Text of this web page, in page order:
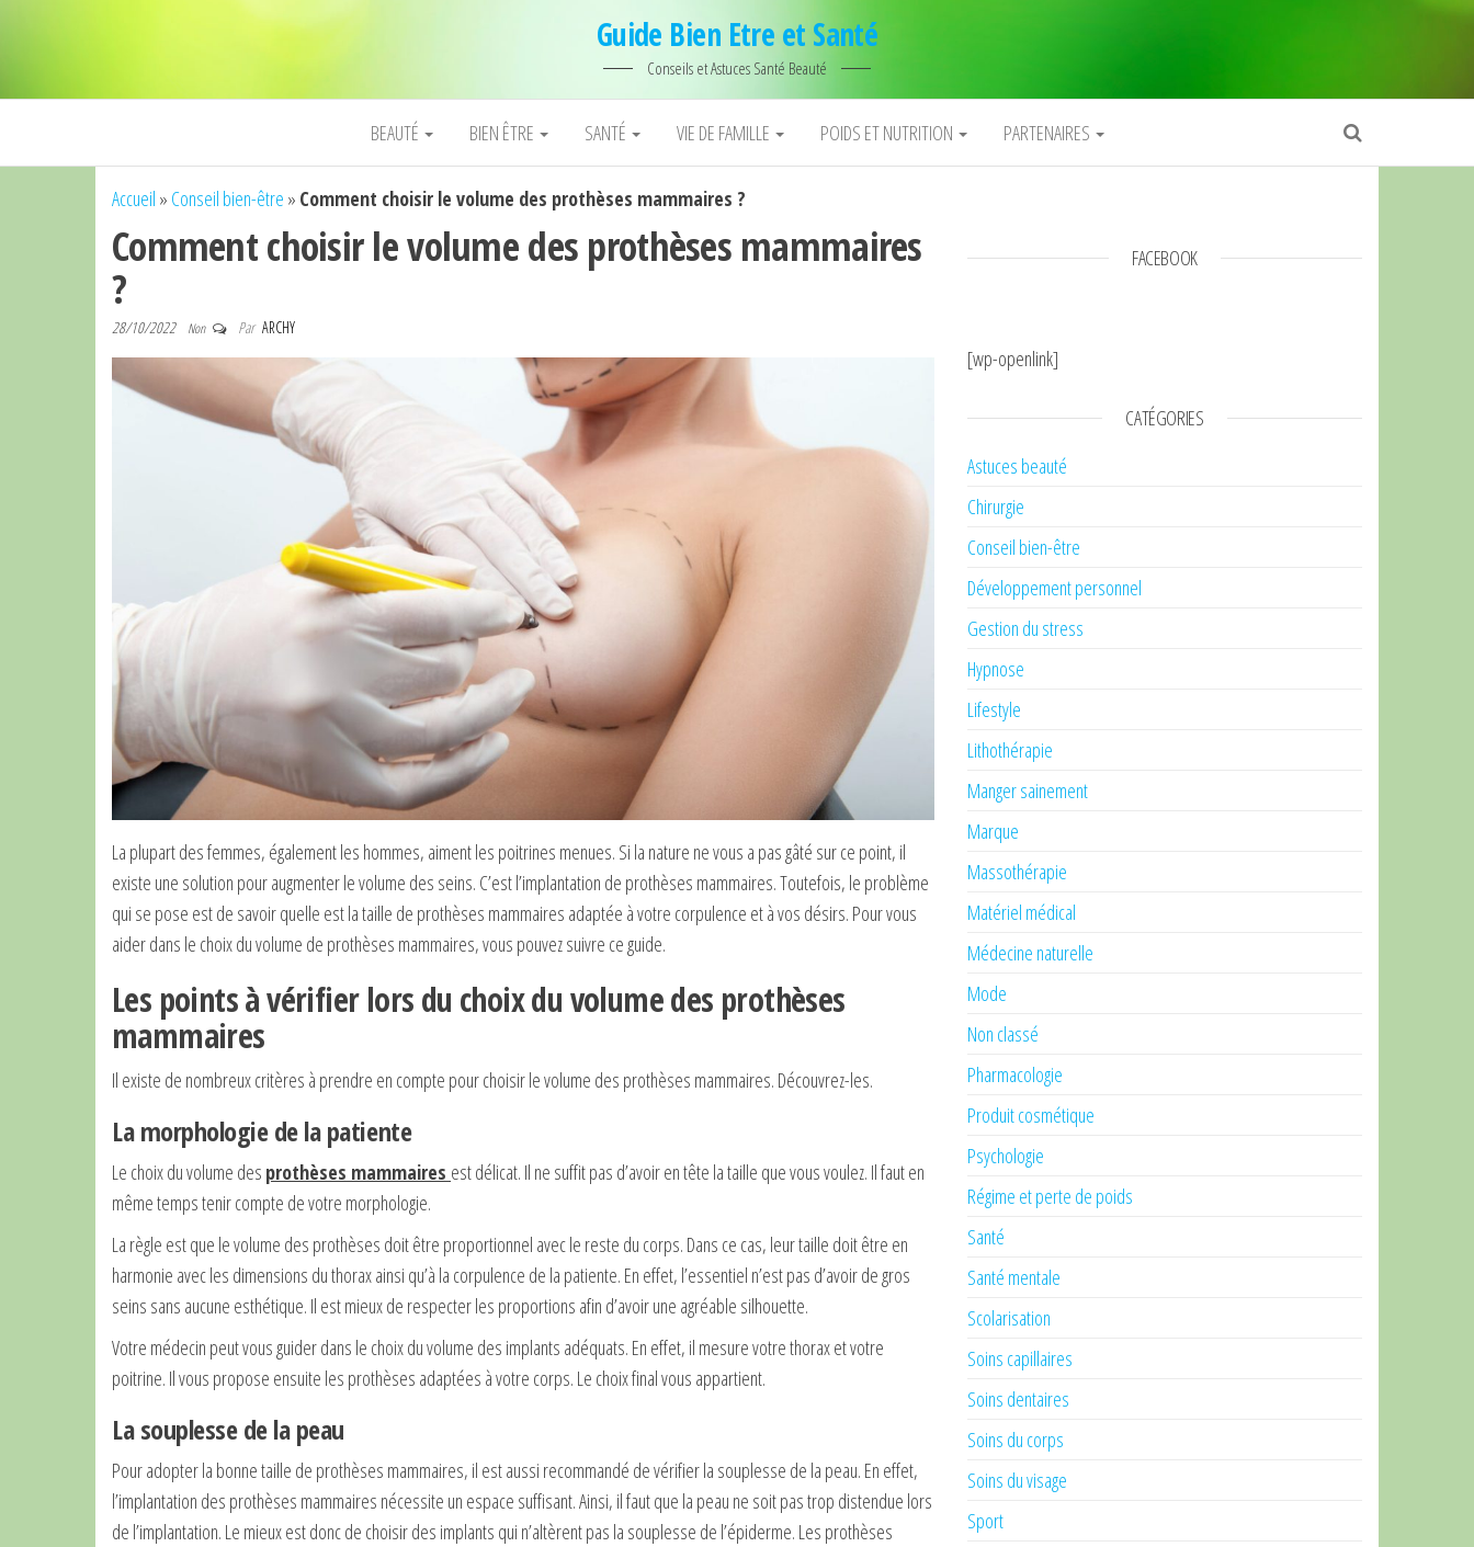
Guide Bien Etre et Santé
Conseils et Astuces Santé Beauté
BEAUTÉ BIEN ÊTRE SANTÉ VIE DE FAMILLE POIDS ET NUTRITION PARTENAIRES
Accueil » Conseil bien-être » Comment choisir le volume des prothèses mammaires ?
Comment choisir le volume des prothèses mammaires
?
28/10/2022 Non Par ARCHY
La plupart des femmes, également les hommes, aiment les poitrines menues. Si la nature ne vous a pas gâté sur ce point, il
existe une solution pour augmenter le volume des seins. C’est l’implantation de prothèses mammaires. Toutefois, le problème
qui se pose est de savoir quelle est la taille de prothèses mammaires adaptée à votre corpulence et à vos désirs. Pour vous
aider dans le choix du volume de prothèses mammaires, vous pouvez suivre ce guide.
Les points à vérifier lors du choix du volume des prothèses
mammaires
Il existe de nombreux critères à prendre en compte pour choisir le volume des prothèses mammaires. Découvrez-les.
La morphologie de la patiente
Le choix du volume des prothèses mammaires est délicat. Il ne suffit pas d’avoir en tête la taille que vous voulez. Il faut en
même temps tenir compte de votre morphologie.
La règle est que le volume des prothèses doit être proportionnel avec le reste du corps. Dans ce cas, leur taille doit être en
harmonie avec les dimensions du thorax ainsi qu’à la corpulence de la patiente. En effet, l’essentiel n’est pas d’avoir de gros
seins sans aucune esthétique. Il est mieux de respecter les proportions afin d’avoir une agréable silhouette.
Votre médecin peut vous guider dans le choix du volume des implants adéquats. En effet, il mesure votre thorax et votre
poitrine. Il vous propose ensuite les prothèses adaptées à votre corps. Le choix final vous appartient.
La souplesse de la peau
Pour adopter la bonne taille de prothèses mammaires, il est aussi recommandé de vérifier la souplesse de la peau. En effet,
l’implantation des prothèses mammaires nécessite un espace suffisant. Ainsi, il faut que la peau ne soit pas trop distendue lors
de l’implantation. Le mieux est donc de choisir des implants qui n’altèrent pas la souplesse de l’épiderme. Les prothèses
FACEBOOK
[wp-openlink]
CATÉGORIES
Astuces beauté
Chirurgie
Conseil bien-être
Développement personnel
Gestion du stress
Hypnose
Lifestyle
Lithothérapie
Manger sainement
Marque
Massothérapie
Matériel médical
Médecine naturelle
Mode
Non classé
Pharmacologie
Produit cosmétique
Psychologie
Régime et perte de poids
Santé
Santé mentale
Scolarisation
Soins capillaires
Soins dentaires
Soins du corps
Soins du visage
Sport